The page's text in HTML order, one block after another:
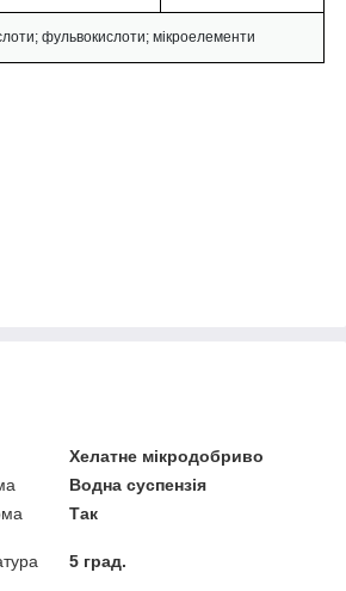
фульвокислоти; мікроелементи
Хелатне мікродобриво
Водна суспензія
Так
5 град.